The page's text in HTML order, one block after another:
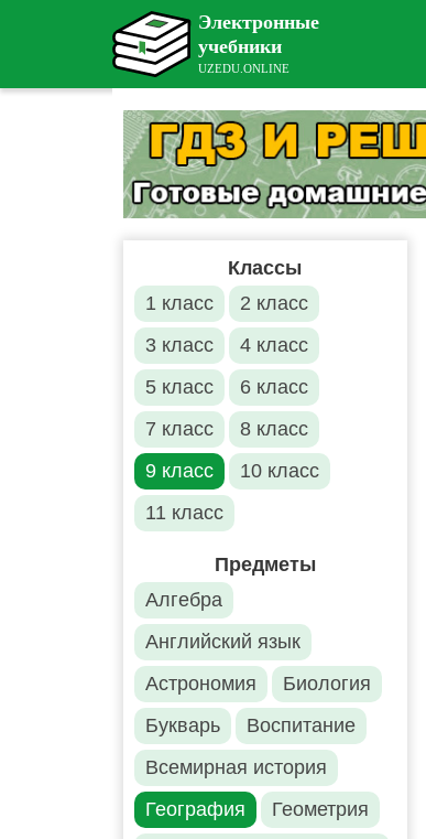
Классы
1 класс
2 класс
3 класс
4 класс
5 класс
6 класс
7 класс
8 класс
9 класс
10 класс
11 класс
Предметы
Алгебра
Английский язык
Астрономия
Биология
Букварь
Воспитание
Всемирная история
География
Геометрия